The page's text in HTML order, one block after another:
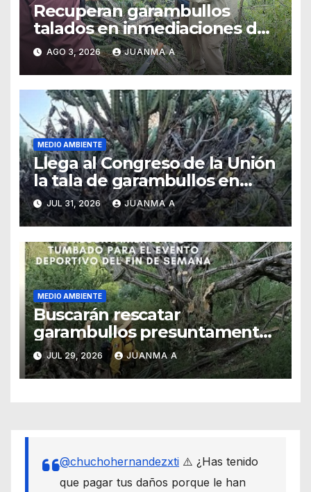
Recuperan garambullos
talados en inmediaciones de
la Garrapata
AGO 3, 2026 JUANMA A
MEDIO AMBIENTE
Llega al Congreso de la Unión
la tala de garambullos en
Guanajuato capital
JUL 31, 2026 JUANMA A
MEDIO AMBIENTE
Buscarán rescatar
garambullos presuntamente
talados por carrera atlética en
la capital
JUL 29, 2026 JUANMA A
@chuchohernandezxti ⚠️ ¿Has tenido
que pagar tus daños porque le han